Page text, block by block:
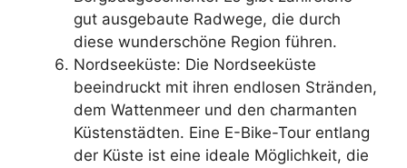
gut ausgebaute Radwege, die durch
diese wunderschöne Region führen.
Nordseeküste: Die Nordseeküste
beeindruckt mit ihren endlosen Stränden,
dem Wattenmeer und den charmanten
Küstenstädten. Eine E-Bike-Tour entlang
der Küste ist eine ideale Möglichkeit, die